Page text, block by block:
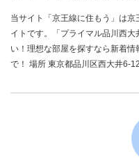
当サイト「京王線に住もう」は
イトです。「プライマル品川西
い！理想な部屋を探すなら新着
で！ 場所 東京都品川区西大井6-